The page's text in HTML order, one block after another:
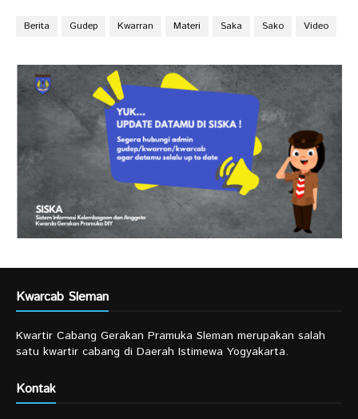
Berita Gudep Kwarran Materi Saka Sako Video
Kwarcab Sleman
Kwartir Cabang Gerakan Pramuka Sleman merupakan salah
satu kwartir cabang di Daerah Istimewa Yogyakarta.
Kontak